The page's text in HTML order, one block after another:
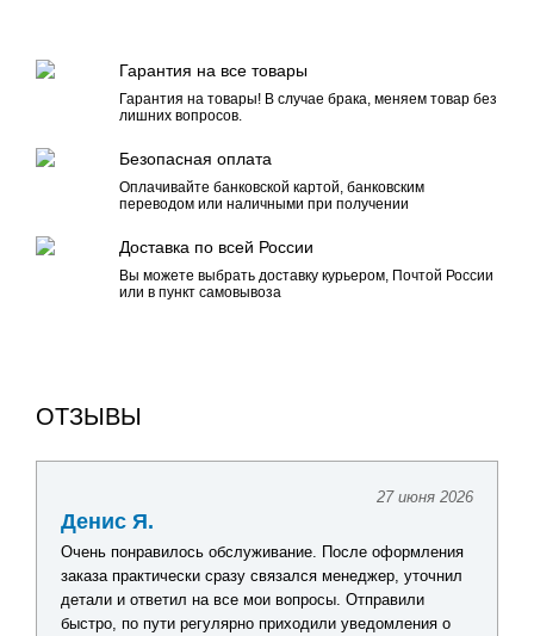
Гарантия на все товары
Гарантия на товары! В случае брака, меняем товар без
лишних вопросов.
Безопасная оплата
Оплачивайте банковской картой, банковским
переводом или наличными при получении
Доставка по всей России
Вы можете выбрать доставку курьером, Почтой России
или в пункт самовывоза
ОТЗЫВЫ
27 июня 2026
Денис Я.
Очень понравилось обслуживание. После оформления
заказа практически сразу связался менеджер, уточнил
детали и ответил на все мои вопросы. Отправили
быстро, по пути регулярно приходили уведомления о